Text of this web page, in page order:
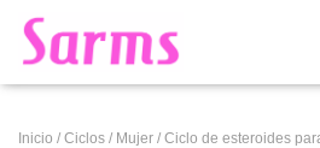
Inicio / Ciclos / Mujer / Ciclo de esteroides